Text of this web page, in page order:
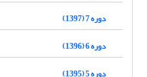
دوره 7 (1397)
دوره 6 (1396)
دوره 5 (1395)